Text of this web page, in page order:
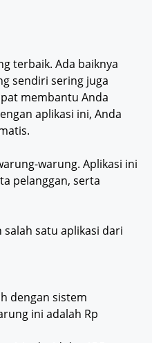
terbaik. Ada baiknya
sendiri sering juga
membantu Anda
aplikasi ini, Anda
warung. Aplikasi ini
pelanggan, serta
satu aplikasi dari
dengan sistem
ini adalah Rp